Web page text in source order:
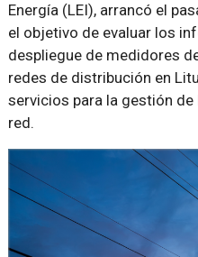
Energía (LEI), arrancó el
el objetivo de evaluar los
despliegue de medidores
redes de distribución en
servicios para la gestión
red.